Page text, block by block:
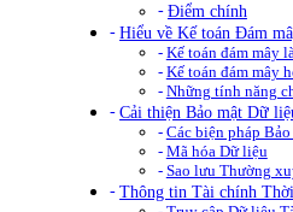
Điểm chính
Hiểu về Kế toán Đám
Kế toán đám mây
Kế toán đám mây
Những tính năng
Cải thiện Bảo mật Dữ
Các biện pháp
Mã hóa Dữ liệu
Sao lưu Thường
Thông tin Tài chính